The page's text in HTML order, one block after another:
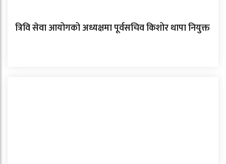
त्रिवि सेवा आयोगको अध्यक्षमा पूर्वसचिव किशोर थापा नियुक्त